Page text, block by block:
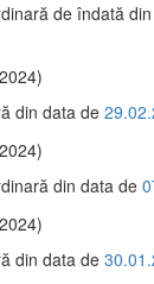
de îndată
din data de
din data de
din data de